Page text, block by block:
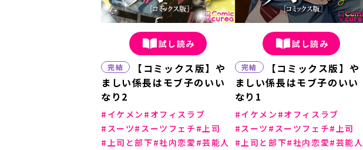
試し読み
完結
【コミックス版】や
ましい係長はモブ子のいい
なり2
イケメン
オフィスラブ
スーツ
スーツフェチ
上司
上司と部下
社内恋愛
芸能人
試し読み
完結
【コミックス版】や
ましい係長はモブ子のいい
なり1
イケメン
オフィスラブ
スーツ
スーツフェチ
上司
上司と部下 社内恋愛 芸能人